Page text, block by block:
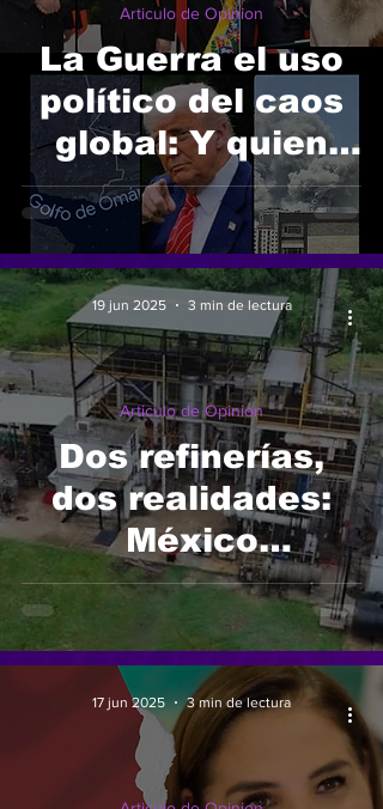
La Guerra el uso
político del caos
global: Y quien
gane la narrativa,
gana la
legitimidad.
Articulo de Opinion
Dos refinerías,
dos realidades:
México
desbordado.
Articulo de Opinion
19 jun 2025 3 min de lectura
17 jun 2025 3 min de lectura